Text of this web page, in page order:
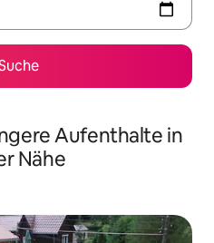
Aufenthalte in
Nähe